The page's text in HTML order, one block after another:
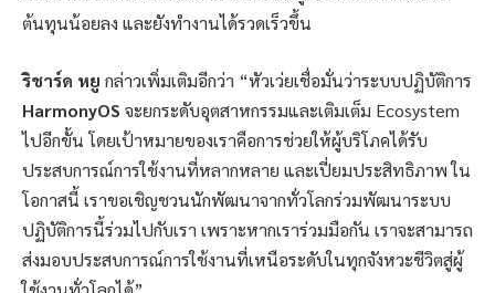
ต้นทุนน้อยลง และยังทำงานได้รวดเร็วขึ้น
ริชาร์ด หยู กล่าวเพิ่มเติมอีกว่า “หัวเว่ยเชื่อมั่นว่าระบบปฏิบัติการ
HarmonyOS จะยกระดับอุตสาหกรรมและเติมเต็ม Ecosystem
ไปอีกขั้น โดยเป้าหมายของเราคือการช่วยให้ผู้บริโภคได้รับ
ประสบการณ์การใช้งานที่หลากหลาย และเปี่ยมประสิทธิภาพ ใน
โอกาสนี้ เราขอเชิญชวนนักพัฒนาจากทั่วโลกร่วมพัฒนาระบบ
ปฏิบัติการนี้ร่วมไปกับเรา เพราะหากเราร่วมมือกัน เราจะสามารถ
ส่งมอบประสบการณ์การใช้งานที่เหนือระดับในทุกจังหวะชีวิตสู่ผู้